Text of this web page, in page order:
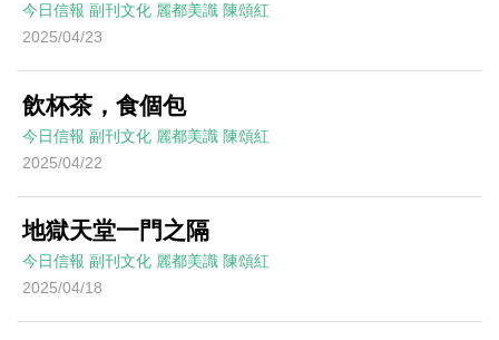
今日信報 副刊文化 麗都美識 陳頌紅
2025/04/23
飲杯茶，食個包
今日信報 副刊文化 麗都美識 陳頌紅
2025/04/22
地獄天堂一門之隔
今日信報 副刊文化 麗都美識 陳頌紅
2025/04/18